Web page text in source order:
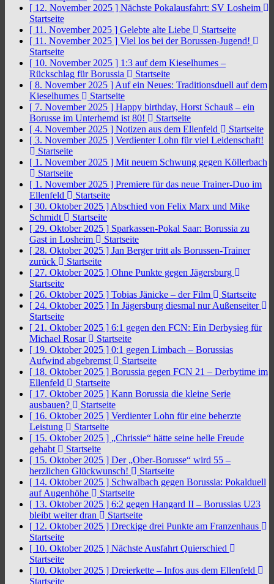
[ 12. November 2025 ] Nächste Pokalausfahrt: SV Losheim
Startseite
[ 11. November 2025 ] Gelebte alte Liebe
Startseite
[ 11. November 2025 ] Viel los bei der Borussen-Jugend!
Startseite
[ 10. November 2025 ] 1:3 auf dem Kieselhumes –
Rückschlag für Borussia
Startseite
[ 8. November 2025 ] Auf ein Neues: Traditionsduell auf dem
Kieselhumes
Startseite
[ 7. November 2025 ] Happy birthday, Horst Schauß – ein
Borusse im Unterhemd ist 80!
Startseite
[ 4. November 2025 ] Notizen aus dem Ellenfeld
Startseite
[ 3. November 2025 ] Verdienter Lohn für viel Leidenschaft!
Startseite
[ 1. November 2025 ] Mit neuem Schwung gegen Köllerbach
Startseite
[ 1. November 2025 ] Premiere für das neue Trainer-Duo im
Ellenfeld
Startseite
[ 30. Oktober 2025 ] Abschied von Felix Marx und Mike
Schmidt
Startseite
[ 29. Oktober 2025 ] Sparkassen-Pokal Saar: Borussia zu
Gast in Losheim
Startseite
[ 28. Oktober 2025 ] Jan Berger tritt als Borussen-Trainer
zurück
Startseite
[ 27. Oktober 2025 ] Ohne Punkte gegen Jägersburg
Startseite
[ 26. Oktober 2025 ] Tobias Jänicke – der Film
Startseite
[ 24. Oktober 2025 ] In Jägersburg diesmal nur Außenseiter
Startseite
[ 21. Oktober 2025 ] 6:1 gegen den FCN: Ein Derbysieg für
Michael Rosar
Startseite
[ 19. Oktober 2025 ] 0:1 gegen Limbach – Borussias
Aufwind abgebremst
Startseite
[ 18. Oktober 2025 ] Borussia gegen FCN 21 – Derbytime im
Ellenfeld
Startseite
[ 17. Oktober 2025 ] Kann Borussia die kleine Serie
ausbauen?
Startseite
[ 16. Oktober 2025 ] Verdienter Lohn für eine beherzte
Leistung
Startseite
[ 15. Oktober 2025 ] „Chrissie“ hätte seine helle Freude
gehabt
Startseite
[ 15. Oktober 2025 ] Der „Ober-Borusse“ wird 55 –
herzlichen Glückwunsch!
Startseite
[ 14. Oktober 2025 ] Schwalbach gegen Borussia: Pokalduell
auf Augenhöhe
Startseite
[ 13. Oktober 2025 ] 6:2 gegen Hangard II – Borussias U23
bleibt weiter dran
Startseite
[ 12. Oktober 2025 ] Dreckige drei Punkte am Franzenhaus
Startseite
[ 10. Oktober 2025 ] Nächste Ausfahrt Quierschied
Startseite
[ 10. Oktober 2025 ] Dreierkette – Infos aus dem Ellenfeld
Startseite